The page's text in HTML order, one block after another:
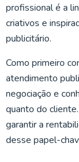
profissional é a
criativos e
publicitário.
Como primeiro
atendimento
negociação e
quanto do
garantir a
desse papel-